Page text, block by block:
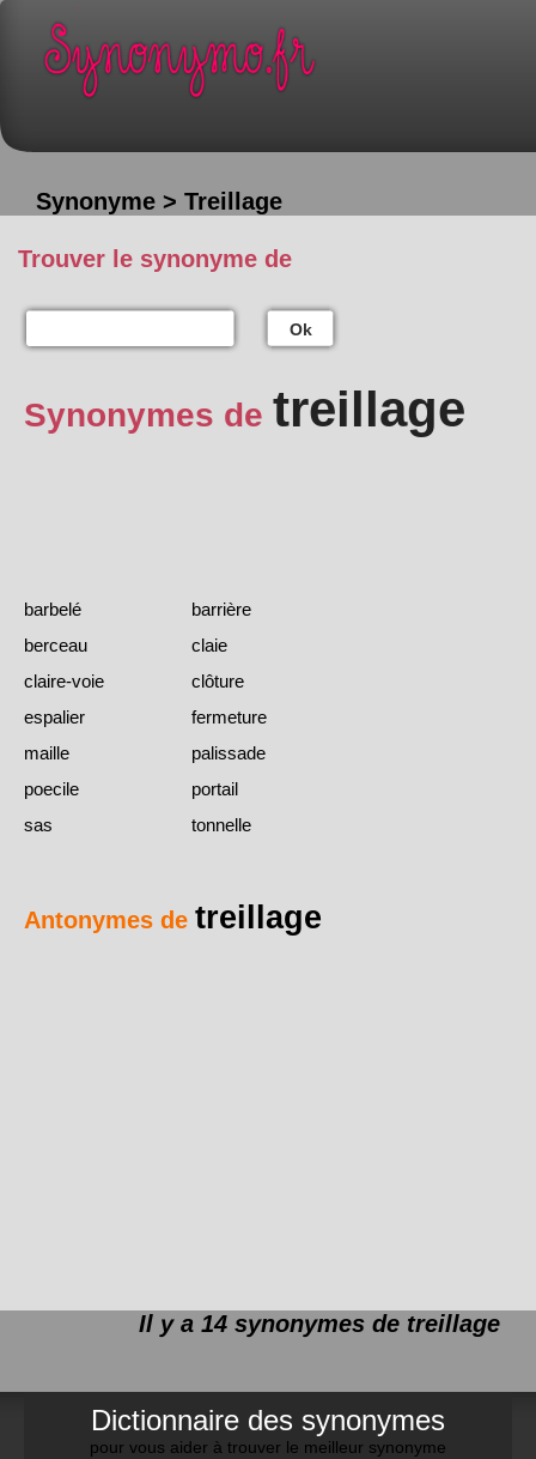
Synonyme > Treillage
Trouver le synonyme de
Ok
Synonymes de treillage
barbelé
barrière
berceau
claie
claire-voie
clôture
espalier
fermeture
maille
palissade
poecile
portail
sas
tonnelle
Antonymes de treillage
Il y a 14 synonymes de treillage
Dictionnaire des synonymes
pour vous aider à trouver le meilleur synonyme